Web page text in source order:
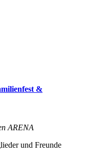
&
ARENA
und Freunde